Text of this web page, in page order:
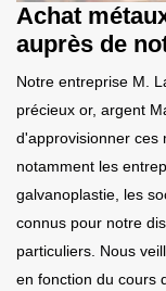
Achat
auprès de
Notre entreprise M.
précieux or, argent
d'approvisionner ces
notamment les
galvanoplastie, les
connus pour notre
particuliers. Nous
en fonction du cours